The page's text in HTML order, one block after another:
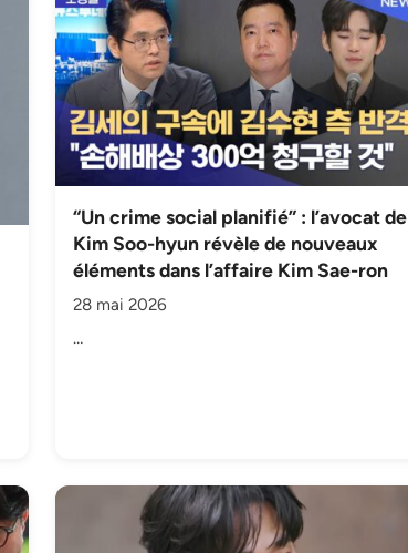
“Un crime social planifié” : l’avocat de
Kim Soo-hyun révèle de nouveaux
éléments dans l’affaire Kim Sae-ron
28 mai 2026
…